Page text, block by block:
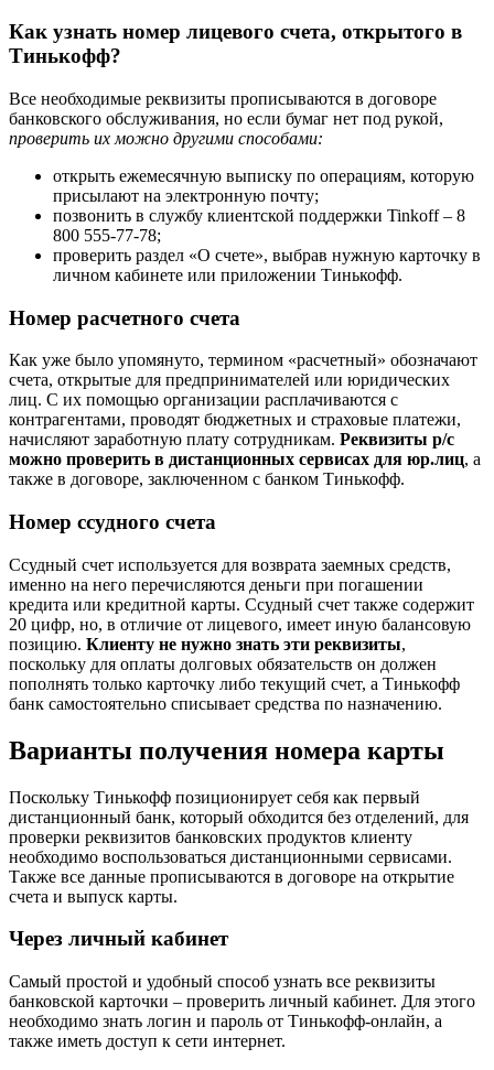
Как узнать номер лицевого счета, открытого в
Тинькофф?
Все необходимые реквизиты прописываются в договоре
банковского обслуживания, но если бумаг нет под рукой,
проверить их можно другими способами:
открыть ежемесячную выписку по операциям, которую
присылают на электронную почту;
позвонить в службу клиентской поддержки Tinkoff – 8
800 555-77-78;
проверить раздел «О счете», выбрав нужную карточку в
личном кабинете или приложении Тинькофф.
Номер расчетного счета
Как уже было упомянуто, термином «расчетный» обозначают
счета, открытые для предпринимателей или юридических
лиц. С их помощью организации расплачиваются с
контрагентами, проводят бюджетных и страховые платежи,
начисляют заработную плату сотрудникам. Реквизиты р/с
можно проверить в дистанционных сервисах для юр.лиц, а
также в договоре, заключенном с банком Тинькофф.
Номер ссудного счета
Ссудный счет используется для возврата заемных средств,
именно на него перечисляются деньги при погашении
кредита или кредитной карты. Ссудный счет также содержит
20 цифр, но, в отличие от лицевого, имеет иную балансовую
позицию. Клиенту не нужно знать эти реквизиты,
поскольку для оплаты долговых обязательств он должен
пополнять только карточку либо текущий счет, а Тинькофф
банк самостоятельно списывает средства по назначению.
Варианты получения номера карты
Поскольку Тинькофф позиционирует себя как первый
дистанционный банк, который обходится без отделений, для
проверки реквизитов банковских продуктов клиенту
необходимо воспользоваться дистанционными сервисами.
Также все данные прописываются в договоре на открытие
счета и выпуск карты.
Через личный кабинет
Самый простой и удобный способ узнать все реквизиты
банковской карточки – проверить личный кабинет. Для этого
необходимо знать логин и пароль от Тинькофф-онлайн, а
также иметь доступ к сети интернет.